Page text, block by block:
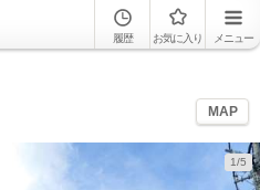
履歴 お気に入り メニュー
MAP
1/5